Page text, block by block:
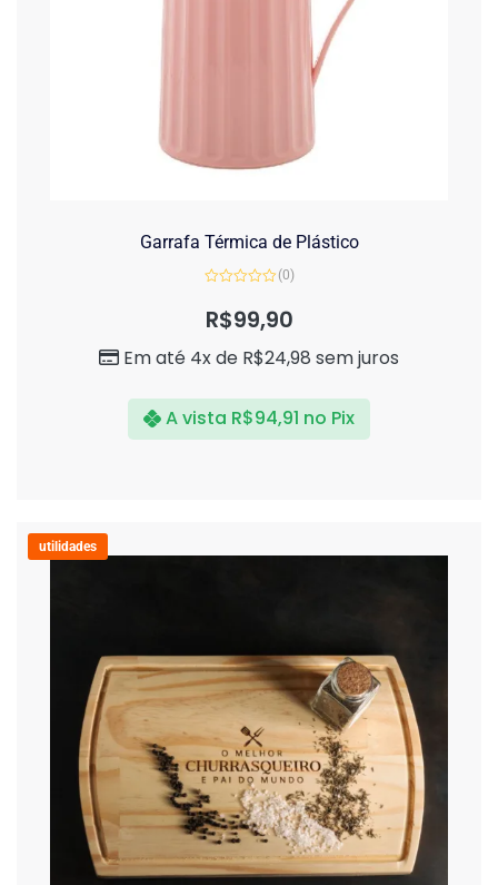
Garrafa Térmica de Plástico
de
(0)
R$99,90
Em até 4x de R$24,98 sem juros
A vista R$94,91 no Pix
utilidades